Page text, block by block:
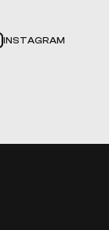
INSTAGRAM